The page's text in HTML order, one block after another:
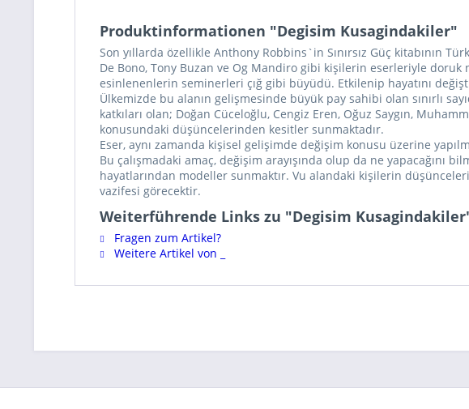
Produktinformationen "Degisim Kusagindakiler"
Son yıllarda özellikle Anthony Robbins`in Sınırsız Güç kitabının
De Bono, Tony Buzan ve Og Mandiro gibi kişilerin eserleriyle
esinlenenlerin seminerleri çığ gibi büyüdü. Etkilenip hayatını
Ülkemizde bu alanın gelişmesinde büyük pay sahibi olan sınırlı
katkıları olan; Doğan Cüceloğlu, Cengiz Eren, Oğuz Saygın,
konusundaki düşüncelerinden kesitler sunmaktadır.
Eser, aynı zamanda kişisel gelişimde değişim konusu üzerine
Bu çalışmadaki amaç, değişim arayışında olup da ne yapacağını
hayatlarından modeller sunmaktır. Vu alandaki kişilerin
vazifesi görecektir.
Weiterführende Links zu "Degisim
Fragen zum Artikel?
Weitere Artikel von _